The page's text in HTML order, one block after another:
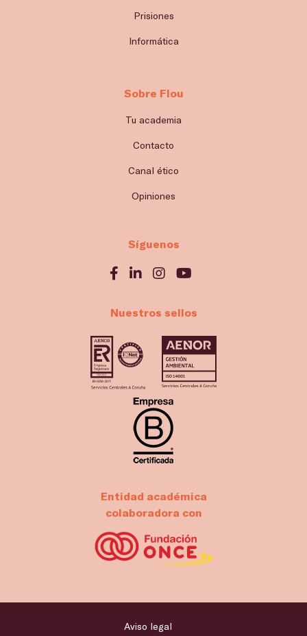
Prisiones
Informática
Sobre Flou
Tu academia
Contacto
Canal ético
Opiniones
Síguenos
Nuestros sellos
Entidad académica
colaboradora con
Aviso legal